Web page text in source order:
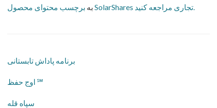
به
برچسب محتوای محصول SolarShares تجاری مراجعه کنید.
برنامه پاداش تابستانی
اوج حفظ ℠
سپاه قله